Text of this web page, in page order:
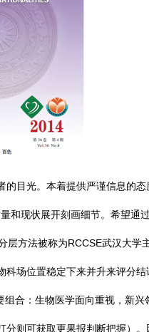
目光。本着提供严谨信息的
现状展开刻画细节。希望通
方法被称为RCCSE武汉大
场位置稳定下来并升来评分
合：生物医学面向重视，新
则可获取更果报判断把握）